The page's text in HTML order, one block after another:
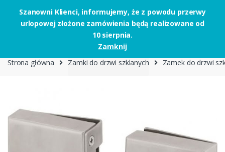
Skip to navigation
Skip to content
Strona główna Zamki do drzwi szklanych Zamek do drzwi
Szanowni Klienci, informujemy, że z powodu przerwy
urlopowej złożone zamówienia będą realizowane od
10 sierpnia.
Zamknij